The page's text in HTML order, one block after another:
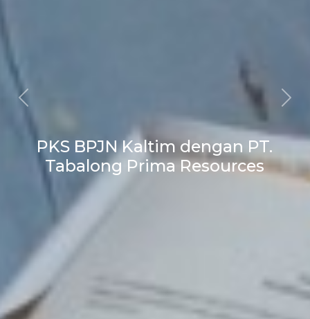
PKS BPJN Kaltim dengan PT.
Tabalong Prima Resources
Previous Next